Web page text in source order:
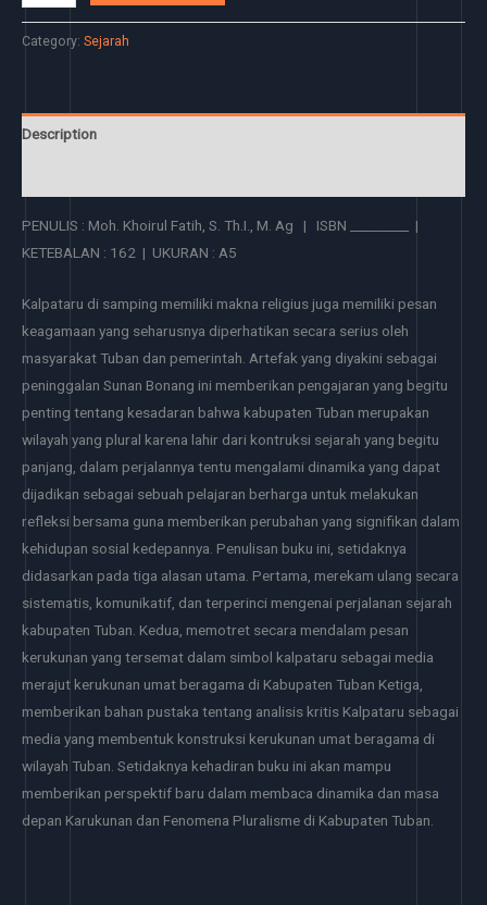
Category: Sejarah
Description
PENULIS : Moh. Khoirul Fatih, S. Th.I., M. Ag | ISBN _________ |
KETEBALAN : 162 | UKURAN : A5
Kalpataru di samping memiliki makna religius juga memiliki pesan
keagamaan yang seharusnya diperhatikan secara serius oleh
masyarakat Tuban dan pemerintah. Artefak yang diyakini sebagai
peninggalan Sunan Bonang ini memberikan pengajaran yang begitu
penting tentang kesadaran bahwa kabupaten Tuban merupakan
wilayah yang plural karena lahir dari kontruksi sejarah yang begitu
panjang, dalam perjalannya tentu mengalami dinamika yang dapat
dijadikan sebagai sebuah pelajaran berharga untuk melakukan
refleksi bersama guna memberikan perubahan yang signifikan dalam
kehidupan sosial kedepannya. Penulisan buku ini, setidaknya
didasarkan pada tiga alasan utama. Pertama, merekam ulang secara
sistematis, komunikatif, dan terperinci mengenai perjalanan sejarah
kabupaten Tuban. Kedua, memotret secara mendalam pesan
kerukunan yang tersemat dalam simbol kalpataru sebagai media
merajut kerukunan umat beragama di Kabupaten Tuban Ketiga,
memberikan bahan pustaka tentang analisis kritis Kalpataru sebagai
media yang membentuk konstruksi kerukunan umat beragama di
wilayah Tuban. Setidaknya kehadiran buku ini akan mampu
memberikan perspektif baru dalam membaca dinamika dan masa
depan Karukunan dan Fenomena Pluralisme di Kabupaten Tuban.